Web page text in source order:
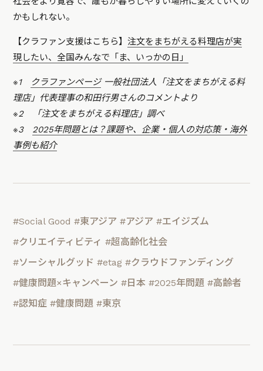
かもしれない。
【クラファン支援はこちら】注文をまちがえる料理店が実
現したい、全国みんなで「ま、いっかの日」
※1 クラファンページ一般社団法人「注文をまちがえる料
理店」代表理事の和田行男さんのコメントより
※2 「注文をまちがえる料理店」調べ
※3 2025年問題とは？課題や、企業・個人の対応策・海外
事例も紹介
#Social Good #東アジア #アジア #エイジズム
#クリエイティビティ #超高齢化社会
#ソーシャルグッド #etag #クラウドファンディング
#健康問題×キャンペーン #日本 #2025年問題 #高齢者
#認知症 #健康問題 #東京